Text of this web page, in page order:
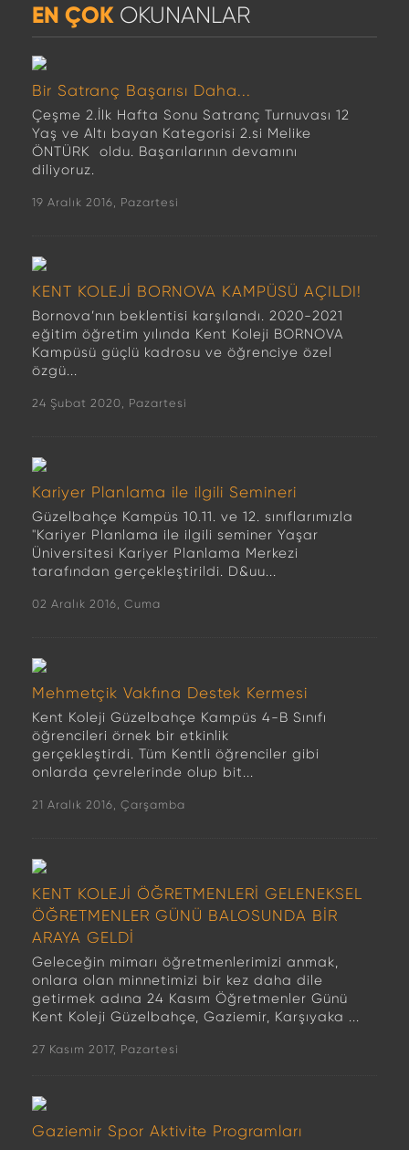
EN ÇOK OKUNANLAR
Bir Satranç Başarısı Daha...
Çeşme 2.İlk Hafta Sonu Satranç Turnuvası 12
Yaş ve Altı bayan Kategorisi 2.si Melike
ÖNTÜRK oldu. Başarılarının devamını
diliyoruz.
19 Aralık 2016, Pazartesi
KENT KOLEJİ BORNOVA KAMPÜSÜ AÇILDI!
Bornova’nın beklentisi karşılandı. 2020-2021
eğitim öğretim yılında Kent Koleji BORNOVA
Kampüsü güçlü kadrosu ve öğrenciye özel
özgü...
24 Şubat 2020, Pazartesi
Kariyer Planlama ile ilgili Semineri
Güzelbahçe Kampüs 10.11. ve 12. sınıflarımızla
"Kariyer Planlama ile ilgili seminer Yaşar
Üniversitesi Kariyer Planlama Merkezi
tarafından gerçekleştirildi. D&uu...
02 Aralık 2016, Cuma
Mehmetçik Vakfına Destek Kermesi
Kent Koleji Güzelbahçe Kampüs 4-B Sınıfı
öğrencileri örnek bir etkinlik
gerçekleştirdi. Tüm Kentli öğrenciler gibi
onlarda çevrelerinde olup bit...
21 Aralık 2016, Çarşamba
KENT KOLEJİ ÖĞRETMENLERİ GELENEKSEL
ÖĞRETMENLER GÜNÜ BALOSUNDA BİR
ARAYA GELDİ
Geleceğin mimarı öğretmenlerimizi anmak,
onlara olan minnetimizi bir kez daha dile
getirmek adına 24 Kasım Öğretmenler Günü
Kent Koleji Güzelbahçe, Gaziemir, Karşıyaka ...
27 Kasım 2017, Pazartesi
Gaziemir Spor Aktivite Programları